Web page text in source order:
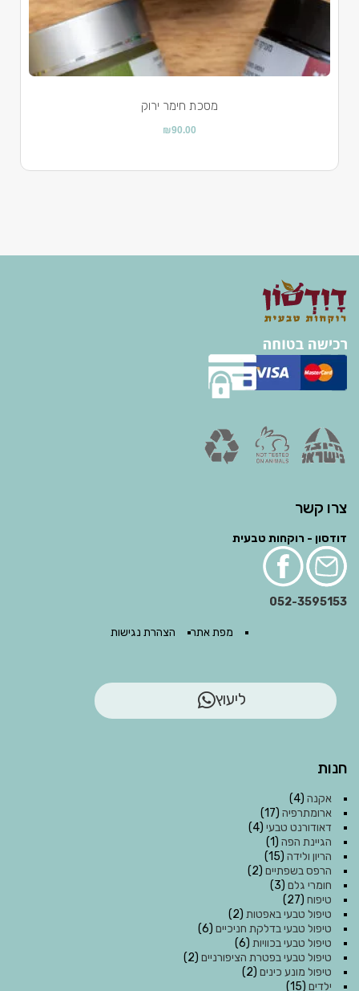
מסכת חימר ירוק
₪90.00
צרו קשר
דודסון - רוקחות טבעית
052-3595153
מפת אתר הצהרת נגישות
ליעוץ
חנות
אקנה (4)
ארומתרפיה (17)
דאודורנט טבעי (4)
הגיינת הפה (1)
הריון ולידה (15)
הרפס בשפתיים (2)
חומרי גלם (3)
טיפוח (27)
טיפול טבעי באפטות (2)
טיפול טבעי בדלקת חניכיים (6)
טיפול טבעי בכוויות (6)
טיפול טבעי בפטרת הציפורניים (2)
טיפול מונע כינים (2)
ילדים (15)